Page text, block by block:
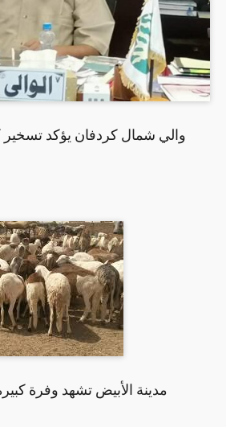
والي شمال كردفان يؤكد تسخير
مدينة الأبيض تشهد وفرة